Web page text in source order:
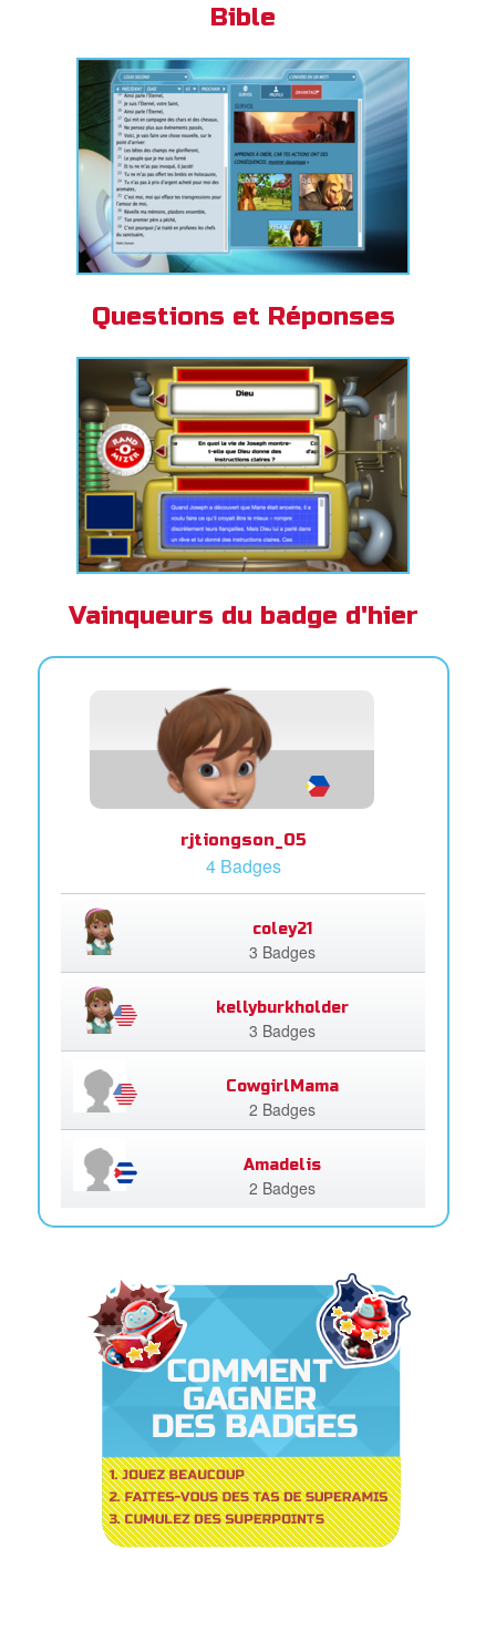
Bible
Questions et Réponses
Vainqueurs du badge d'hier
rjtiongson_05
4 Badges
coley21
3 Badges
kellyburkholder
3 Badges
CowgirlMama
2 Badges
Amadelis
2 Badges